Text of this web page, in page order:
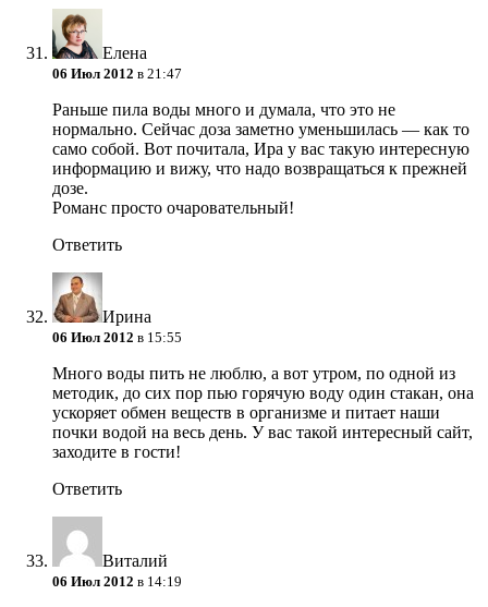
Елена
06 Июл 2012 в 21:47
Раньше пила воды много и думала, что это не
нормально. Сейчас доза заметно уменьшилась — как то
само собой. Вот почитала, Ира у вас такую интересную
информацию и вижу, что надо возвращаться к прежней
дозе.
Романс просто очаровательный!
Ответить
Ирина
06 Июл 2012 в 15:55
Много воды пить не люблю, а вот утром, по одной из
методик, до сих пор пью горячую воду один стакан, она
ускоряет обмен веществ в организме и питает наши
почки водой на весь день. У вас такой интересный сайт,
заходите в гости!
Ответить
Виталий
06 Июл 2012 в 14:19